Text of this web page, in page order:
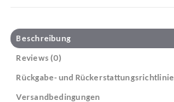
Beschreibung
Reviews (0)
Rückgabe- und Rückerstattungsrichtlinie
Versandbedingungen